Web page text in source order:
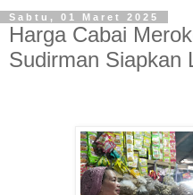
Sabtu, 01 Maret 2025
Harga Cabai
Sudirman Siapkan